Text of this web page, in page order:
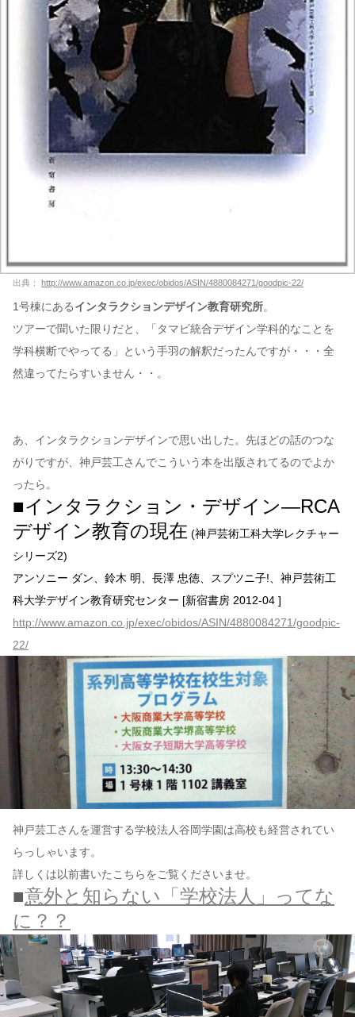
出典： http://www.amazon.co.jp/exec/obidos/ASIN/4880084271/goodpic-22/
1号棟にあるインタラクションデザイン教育研究所。
ツアーで聞いた限りだと、「タマビ統合デザイン学科的なことを
学科横断でやってる」という手羽の解釈だったんですが・・・全
然違ってたらすいません・・。
あ、インタラクションデザインで思い出した。先ほどの話のつな
がりですが、神戸芸工さんでこういう本を出版されてるのでよか
ったら。
■インタラクション・デザイン―RCA
デザイン教育の現在 (神戸芸術工科大学レクチャー
シリーズ2)
アンソニー ダン、鈴木 明、長澤 忠徳、スプツニ子!、神戸芸術工
科大学デザイン教育研究センター [新宿書房 2012-04 ]
http://www.amazon.co.jp/exec/obidos/ASIN/4880084271/goodpic-
22/
神戸芸工さんを運営する学校法人谷岡学園は高校も経営されてい
らっしゃいます。
詳しくは以前書いたこちらをご覧くださいませ。
■意外と知らない「学校法人」ってな
に？？